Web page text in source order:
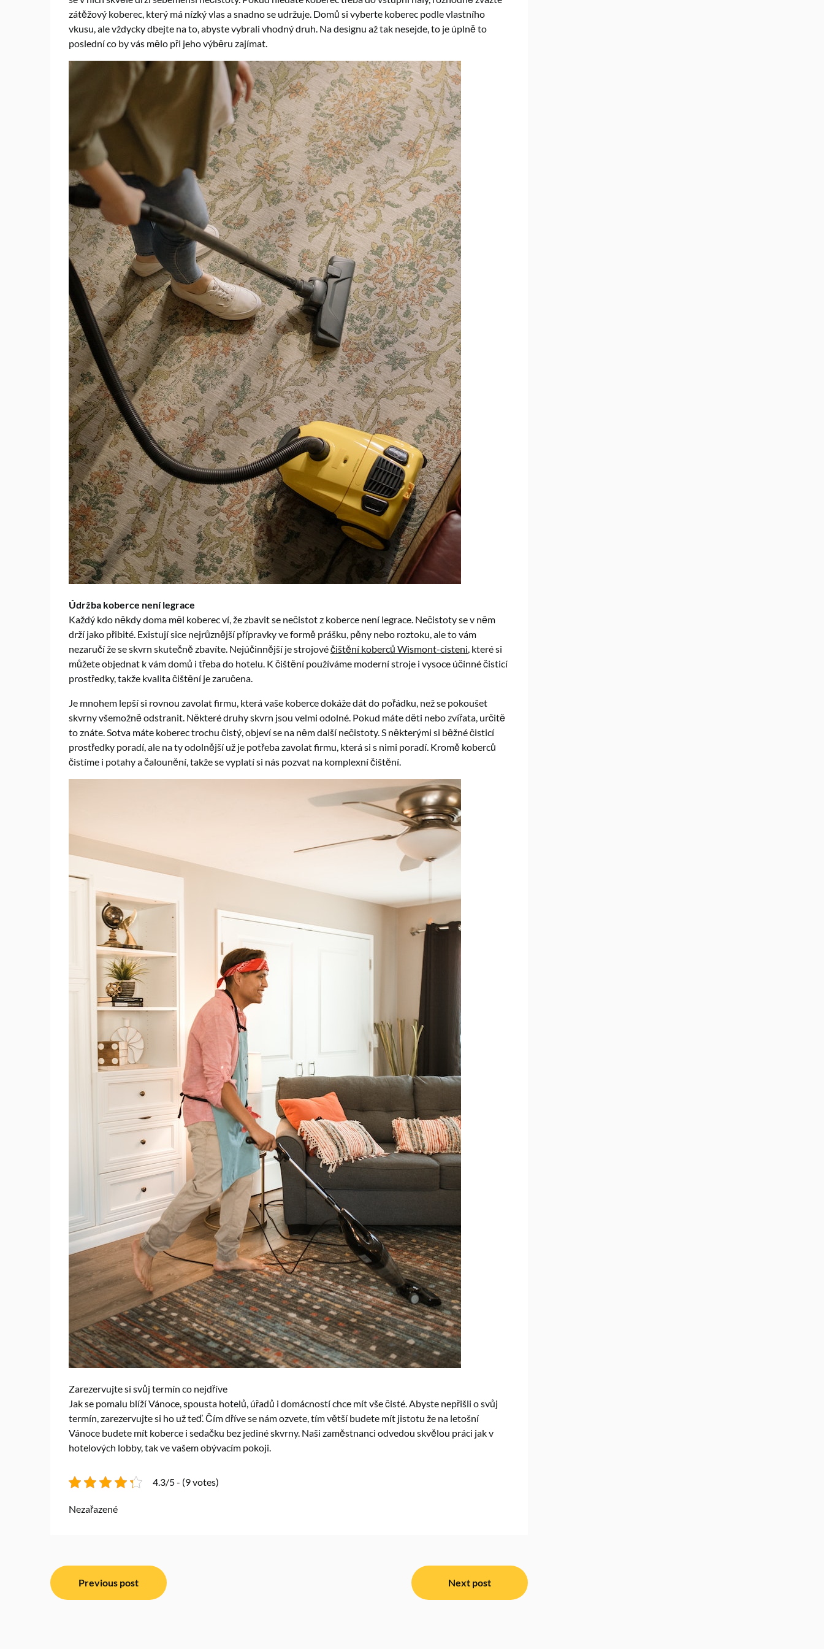
zátěžový koberec, který má nízký vlas a snadno se udržuje. Domů si vyberte koberec podle vlastního
vkusu, ale vždycky dbejte na to, abyste vybrali vhodný druh. Na designu až tak nesejde, to je úplně to
poslední co by vás mělo při jeho výběru zajímat.
Údržba koberce není legrace
Každý kdo někdy doma měl koberec ví, že zbavit se nečistot z koberce není legrace. Nečistoty se v něm
drží jako přibité. Existují sice nejrůznější přípravky ve formě prášku, pěny nebo roztoku, ale to vám
nezaručí že se skvrn skutečně zbavíte. Nejúčinnější je strojovéčištění koberců Wismont-cisteni, které si
můžete objednat k vám domů i třeba do hotelu. K čištění používáme moderní stroje i vysoce účinné čisticí
prostředky, takže kvalita čištění je zaručena.
Je mnohem lepší si rovnou zavolat firmu, která vaše koberce dokáže dát do pořádku, než se pokoušet
skvrny všemožně odstranit. Některé druhy skvrn jsou velmi odolné. Pokud máte děti nebo zvířata, určitě
to znáte. Sotva máte koberec trochu čistý, objeví se na něm další nečistoty. S některými si běžné čisticí
prostředky poradí, ale na ty odolnější už je potřeba zavolat firmu, která si s nimi poradí. Kromě koberců
čistíme i potahy a čalounění, takže se vyplatí si nás pozvat na komplexní čištění.
Zarezervujte si svůj termín co nejdříve
Jak se pomalu blíží Vánoce, spousta hotelů, úřadů i domácností chce mít vše čisté. Abyste nepřišli o svůj
termín, zarezervujte si ho už teď. Čím dříve se nám ozvete, tím větší budete mít jistotu že na letošní
Vánoce budete mít koberce i sedačku bez jediné skvrny. Naši zaměstnanci odvedou skvělou práci jak v
hotelových lobby, tak ve vašem obývacím pokoji.
4.3/5 - (9 votes)
Nezařazené
Navigace
pro
Previous post Next post